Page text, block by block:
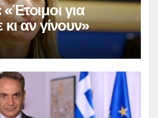
για
αν γίνουν»